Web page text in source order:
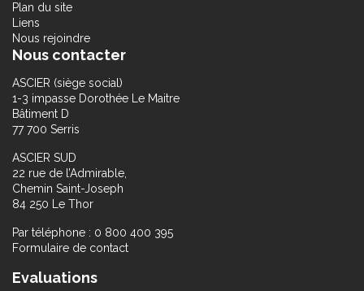
Plan du site
Liens
Nous rejoindre
Nous contacter
ASCIER (siège social)
1-3 impasse Dorothée Le Maitre
Bâtiment D
77 700 Serris
ASCIER SUD
22 rue de l’Admirable,
Chemin Saint-Joseph
84 250 Le Thor
Par téléphone : 0 800 400 395
Formulaire de contact
Evaluations